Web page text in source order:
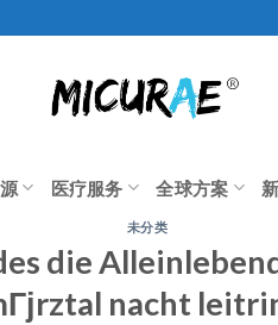
医疗服务 全球方案
未分类
die
nacht